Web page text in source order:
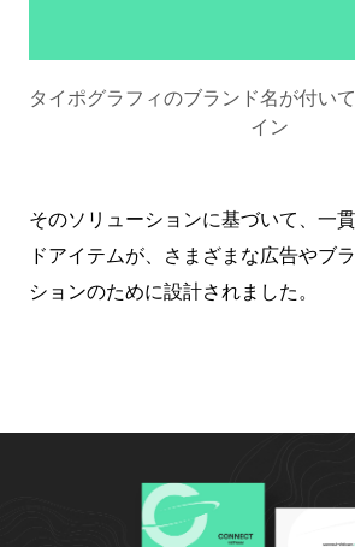
タイポグラフィのブランド名が付い
イン
そのソリューションに基づいて、一
ドアイテムが、さまざまな広告やブ
ションのために設計されました。